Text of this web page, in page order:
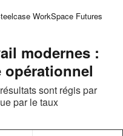
WorkSpace Futures
modernes :
opérationnel
sont régis par
par le taux